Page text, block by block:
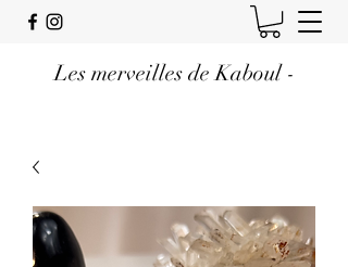
Les merveilles de Kaboul -